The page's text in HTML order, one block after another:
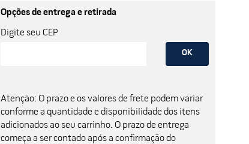
Opções de entrega e retirada
Digite seu CEP
OK
Atenção: O prazo e os valores de frete podem variar
conforme a quantidade e disponibilidade dos itens
adicionados ao seu carrinho. O prazo de entrega
começa a ser contado após a confirmação do